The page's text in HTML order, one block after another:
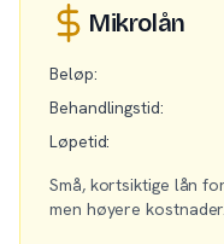
Mikrolån
Beløp:
Behandlingstid:
Løpetid:
Små, kortsiktige lån
men høyere kostnader.